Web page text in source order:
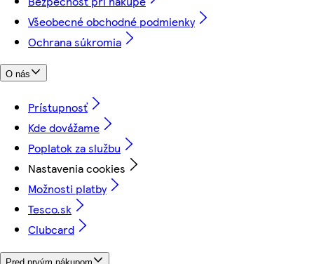
Všeobecné obchodné podmienky
Ochrana súkromia
O nás
Prístupnosť
Kde dovážame
Poplatok za službu
Nastavenia cookies
Možnosti platby
Tesco.sk
Clubcard